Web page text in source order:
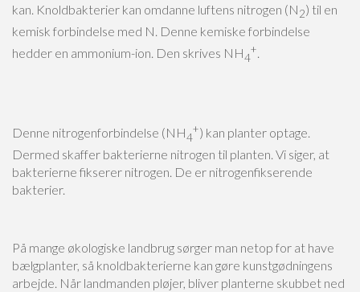
kan. Knoldbakterier kan omdanne luftens nitrogen (N2) til en
kemisk forbindelse med N. Denne kemiske forbindelse
hedder en ammonium-ion. Den skrives NH4
+.
Denne nitrogenforbindelse (NH4
+) kan planter optage.
Dermed skaffer bakterierne nitrogen til planten. Vi siger, at
bakterierne fikserer nitrogen. De er nitrogenfikserende
bakterier.
På mange økologiske landbrug sørger man netop for at have
bælgplanter, så knoldbakterierne kan gøre kunstgødningens
arbejde. Når landmanden pløjer, bliver planterne skubbet ned